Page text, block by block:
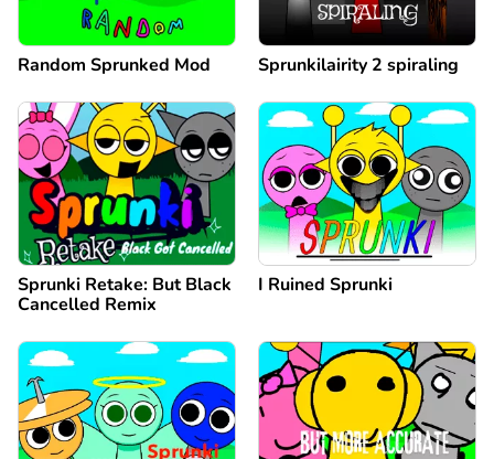
Random Sprunked Mod Sprunkilairity 2 spiraling
Sprunki Retake: But Black
Cancelled Remix
I Ruined Sprunki